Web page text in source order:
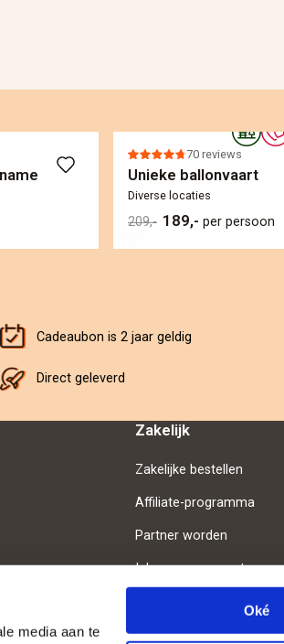
media aan te
Oké
70 reviews
Unieke ballonvaart
Diverse locaties
209,- 189,- per persoon
Cadeaubon is 2 jaar geldig
Direct geleverd
Zakelijk
Zakelijke bestellen
Affiliate-programma
Partner worden
Inloggen voor partners